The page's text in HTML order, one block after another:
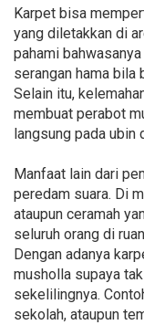
Karpet bisa
yang diletakkan di
pahami
serangan hama bila
Selain itu,
membuat perabot
langsung pada ubin
Manfaat lain dari
peredam suara. Di
ataupun ceramah
seluruh orang di
Dengan adanya
musholla supaya
sekelilingnya.
sekolah, ataupun